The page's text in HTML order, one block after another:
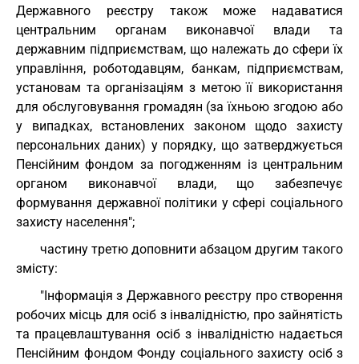
Державного реєстру також може надаватися
центральним органам виконавчої влади та
державним підприємствам, що належать до сфери їх
управління, роботодавцям, банкам, підприємствам,
установам та організаціям з метою її використання
для обслуговування громадян (за їхньою згодою або
у випадках, встановлених законом щодо захисту
персональних даних) у порядку, що затверджується
Пенсійним фондом за погодженням із центральним
органом виконавчої влади, що забезпечує
формування державної політики у сфері соціального
захисту населення";
частину третю доповнити абзацом другим такого
змісту:
"Інформація з Державного реєстру про створення
робочих місць для осіб з інвалідністю, про зайнятість
та працевлаштування осіб з інвалідністю надається
Пенсійним фондом Фонду соціального захисту осіб з